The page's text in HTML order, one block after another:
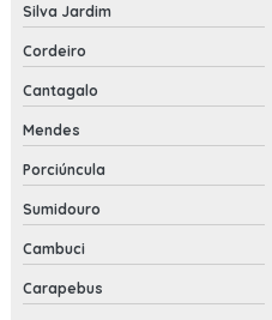
Silva Jardim
Cordeiro
Cantagalo
Mendes
Porciúncula
Sumidouro
Cambuci
Carapebus